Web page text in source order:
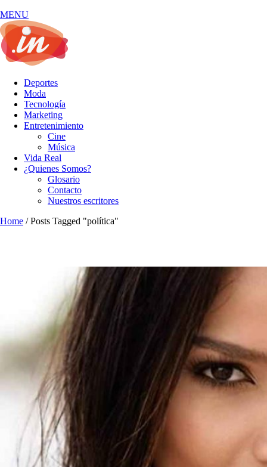
MENU
Deportes
Moda
Tecnología
Marketing
Entretenimiento
Cine
Música
Vida Real
¿Quienes Somos?
Glosario
Contacto
Nuestros escritores
Home /Posts Tagged "política"